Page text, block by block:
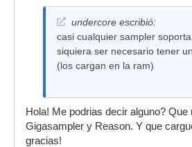
undercore escribió:
casi cualquier sampler
siquiera ser necesario tener
(los cargan en la ram)
Hola! Me podrias decir alguno? Que
Gigasampler y Reason. Y que
gracias!